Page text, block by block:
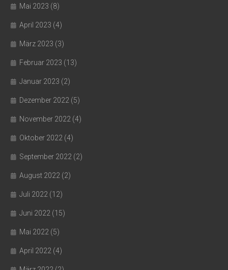
Mai 2023 (8)
April 2023 (4)
März 2023 (3)
Februar 2023 (13)
Januar 2023 (2)
Dezember 2022 (5)
November 2022 (4)
Oktober 2022 (4)
September 2022 (2)
August 2022 (2)
Juli 2022 (12)
Juni 2022 (15)
Mai 2022 (5)
April 2022 (4)